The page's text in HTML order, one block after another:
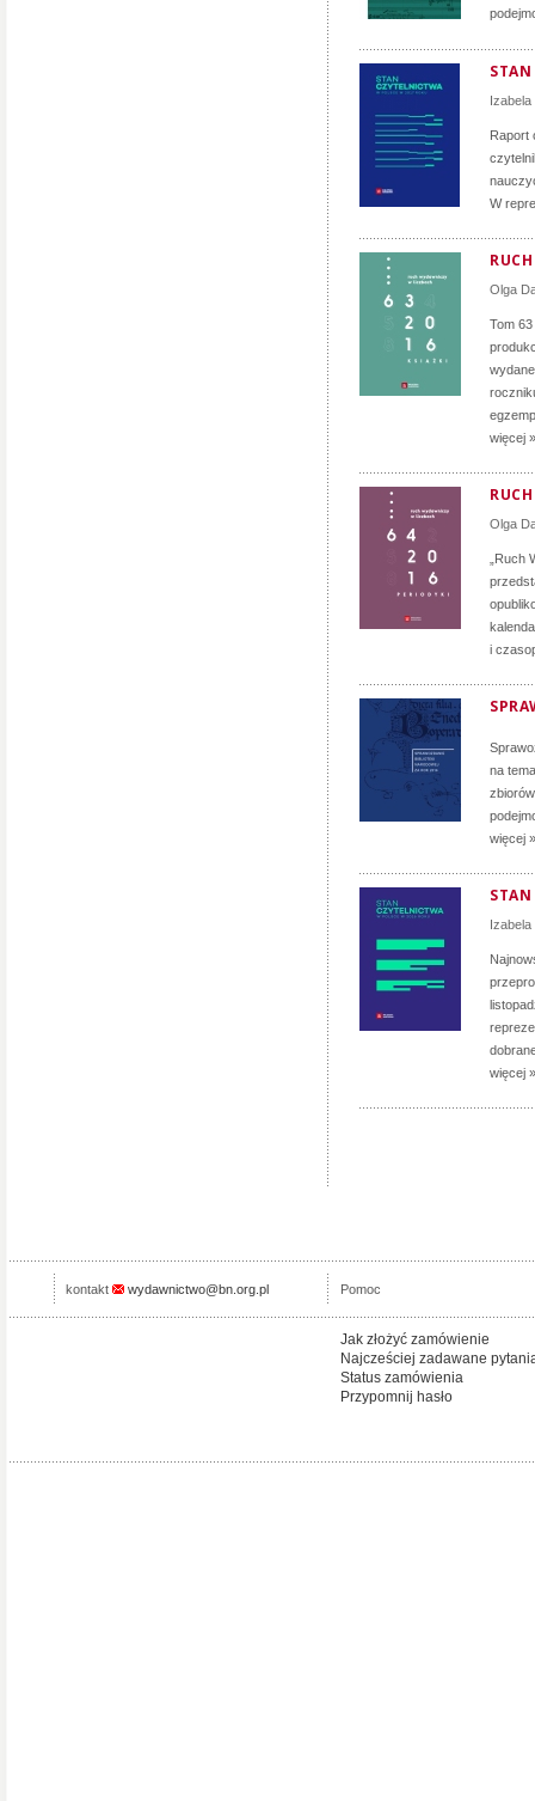
Raport
W
Olga
Tom
więcej »
Olga
i
na
więcej »
więcej »
kontakt wydawnictwo@bn.org.pl Pomoc
Jak złożyć zamówienie
Najcześciej zadawane
Status zamówienia
Przypomnij hasło